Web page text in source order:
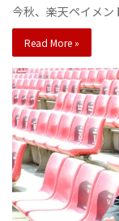
今秋、楽天ペイメ
Read More »